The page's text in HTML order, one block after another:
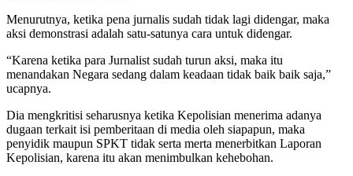
Menurutnya, ketika pena jurnalis sudah tidak lagi didengar, maka
aksi demonstrasi adalah satu-satunya cara untuk didengar.
“Karena ketika para Jurnalist sudah turun aksi, maka itu
menandakan Negara sedang dalam keadaan tidak baik baik saja,”
ucapnya.
Dia mengkritisi seharusnya ketika Kepolisian menerima adanya
dugaan terkait isi pemberitaan di media oleh siapapun, maka
penyidik maupun SPKT tidak serta merta menerbitkan Laporan
Kepolisian, karena itu akan menimbulkan kehebohan.